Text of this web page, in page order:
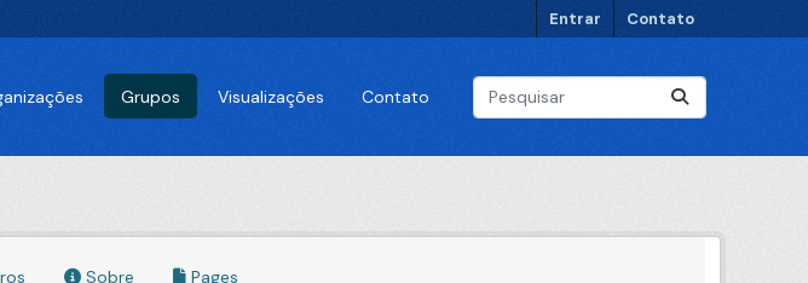
Entrar Contato
Grupos Visualizações Contato
Sobre Pages